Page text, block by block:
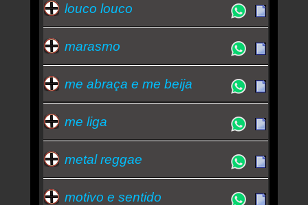
louco louco
marasmo
me abraça e me beija
me liga
metal reggae
motivo e sentido